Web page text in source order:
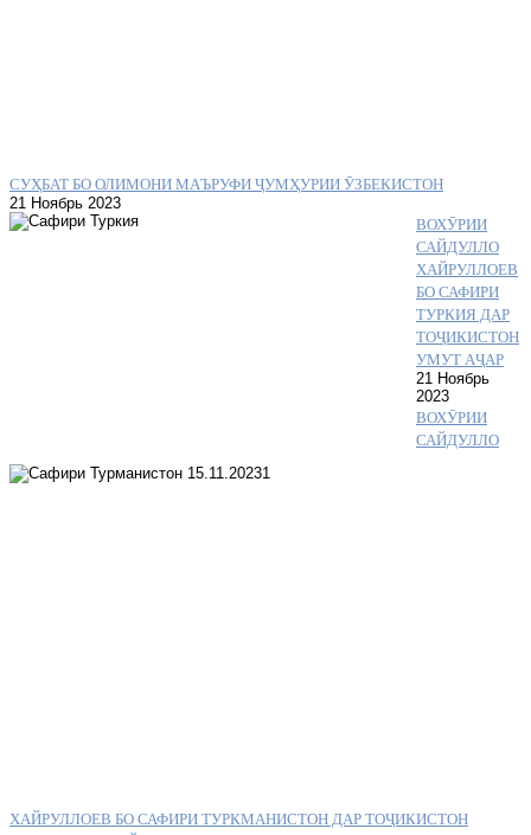
СУҲБАТ БО ОЛИМОНИ МАЪРУФИ ҶУМҲУРИИ ӮЗБЕКИСТОН
21 Ноябрь 2023
ВОХӮРИИ
САЙДУЛЛО
ХАЙРУЛЛОЕВ
БО САФИРИ
ТУРКИЯ ДАР
ТОҶИКИСТОН
УМУТ АҶАР
21 Ноябрь
2023
ВОХӮРИИ
САЙДУЛЛО
ХАЙРУЛЛОЕВ БО САФИРИ ТУРКМАНИСТОН ДАР ТОҶИКИСТОН